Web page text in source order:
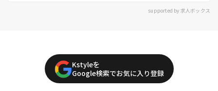
supported by 求人ボックス
Kstyleを
Google検索でお気に入り登録